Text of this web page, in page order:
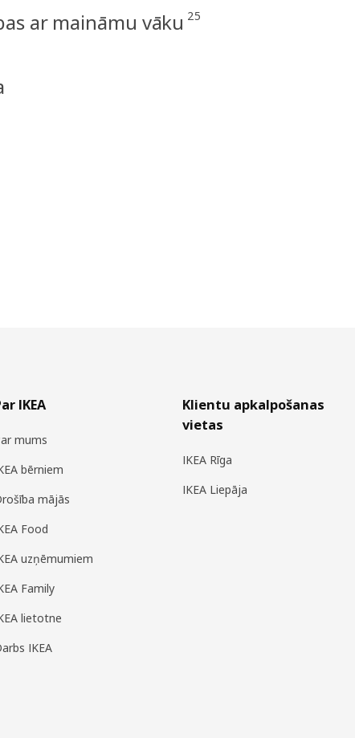
ar maināmu vāku 25
IKEA
mums
bērniem
mājās
Food
uzņēmumiem
Family
lietotne
IKEA
Klientu apkalpošanas
vietas
IKEA Rīga
IKEA Liepāja